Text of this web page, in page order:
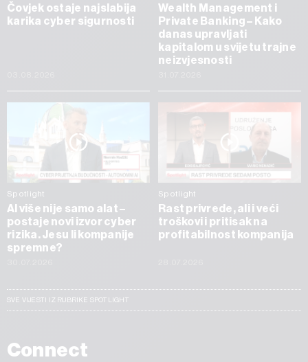
Čovjek ostaje najslabija
karika cyber sigurnosti
Wealth Management i
Private Banking – Kako
danas upravljati
kapitalom u svijetu trajne
neizvjesnosti
Spotlight
AI više nije samo alat –
postaje novi izvor cyber
rizika. Jesu li kompanije
spremne?
Spotlight
Rast privrede, ali i veći
troškovi i pritisak na
profitabilnost kompanija
SVE VIJESTI IZ RUBRIKE SPOTLIGHT
Connect